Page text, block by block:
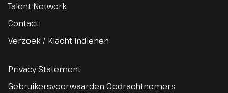
Talent Network
Contact
Verzoek / Klacht indienen
Privacy Statement
Gebruikersvoorwaarden Opdrachtnemers